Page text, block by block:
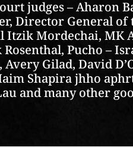
judges – Aharon
Director General
Itzik Mordechai,
Pucho –
Gilad, David
Shapira jhho
and many other